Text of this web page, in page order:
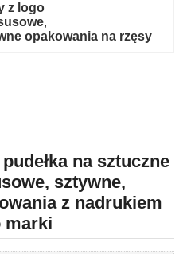
z logo
,
opakowania na rzęsy
na sztuczne
sztywne,
z nadrukiem
marki